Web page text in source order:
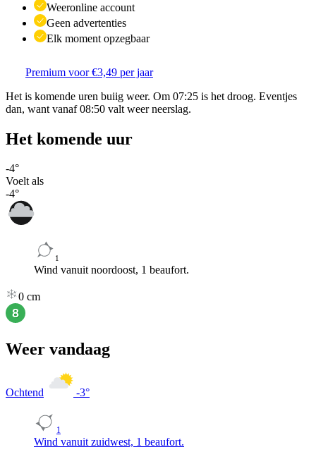
Weeronline account
Geen advertenties
Elk moment opzegbaar
Premium voor €3,49 per jaar
Het is komende uren buiig weer. Om 07:25 is het droog. Eventjes
dan, want vanaf 08:50 valt weer neerslag.
Het komende uur
-4°
Voelt als
-4°
1
Wind vanuit noordoost, 1 beaufort.
0 cm
Weer vandaag
Ochtend -3°
1
Wind vanuit zuidwest, 1 beaufort.